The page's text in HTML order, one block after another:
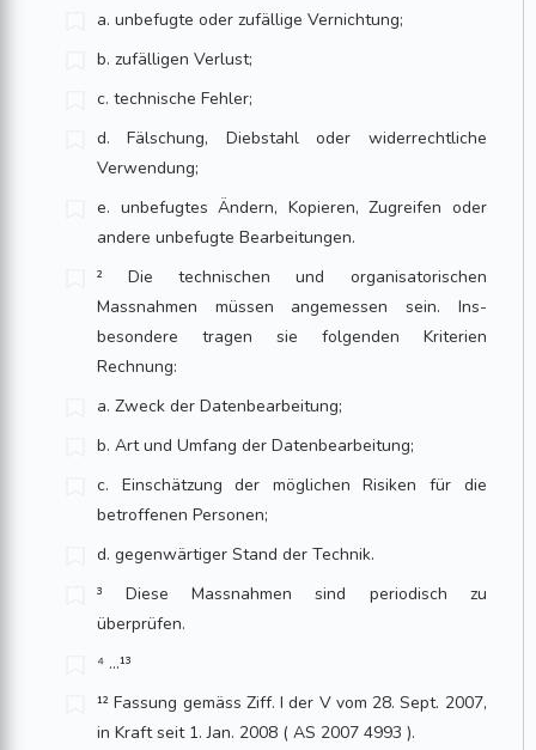
a. unbefugte oder zufällige Vernichtung;
b. zufälligen Verlust;
c. technische Fehler;
d. Fälschung, Diebstahl oder widerrechtliche
Verwendung;
e. unbefugtes Ändern, Kopieren, Zugreifen oder
andere unbefugte Bearbei­tun­gen.
² Die technischen und organisatorischen
Massnahmen müssen angemessen sein. Ins­
besondere tragen sie folgenden Kriterien
Rechnung:
a. Zweck der Datenbearbeitung;
b. Art und Umfang der Datenbearbeitung;
c. Einschätzung der möglichen Risiken für die
betroffenen Personen;
d. gegenwärtiger Stand der Technik.
³ Diese Massnahmen sind periodisch zu
überprüfen.
⁴ ...¹³
¹² Fassung gemäss Ziff. I der V vom 28. Sept. 2007,
in Kraft seit 1. Jan. 2008 ( AS 2007 4993 ).